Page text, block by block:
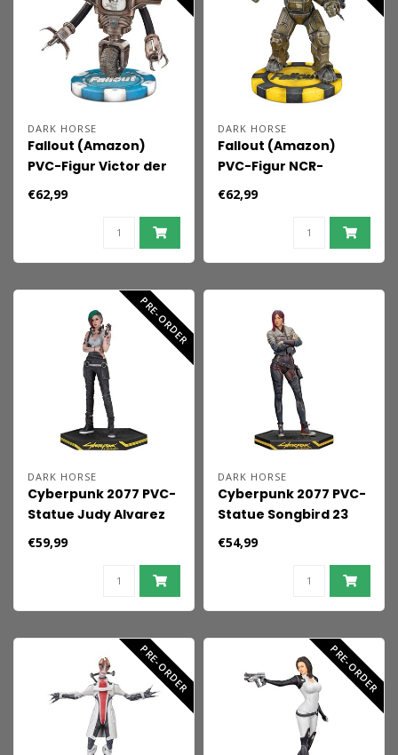
DARK HORSE
Fallout (Amazon)
PVC-Figur Victor der
Securitron 25 cm
€62,99
DARK HORSE
Fallout (Amazon)
PVC-Figur NCR-
Powerrüstung 25 cm
€62,99
PRE-ORDER
DARK HORSE
Cyberpunk 2077 PVC-
Statue Judy Alvarez
23 cm
€59,99
DARK HORSE
Cyberpunk 2077 PVC-
Statue Songbird 23
cm
€54,99
PRE-ORDER PRE-ORDER